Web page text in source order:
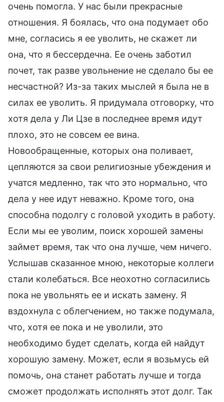
очень помогла. У нас были прекрасные
отношения. Я боялась, что она подумает обо
мне, согласись я ее уволить, не скажет ли
она, что я бессердечна. Ее очень заботил
почет, так разве увольнение не сделало бы ее
несчастной? Из-за таких мыслей я была не в
силах ее уволить. Я придумала отговорку, что
хотя дела у Ли Цзе в последнее время идут
плохо, это не совсем ее вина.
Новообращенные, которых она поливает,
цепляются за свои религиозные убеждения и
учатся медленно, так что это нормально, что
дела у нее идут неважно. Кроме того, она
способна подолгу с головой уходить в работу.
Если мы ее уволим, поиск хорошей замены
займет время, так что она лучше, чем ничего.
Услышав сказанное мною, некоторые коллеги
стали колебаться. Все неохотно согласились
пока не увольнять ее и искать замену. Я
вздохнула с облегчением, но также подумала,
что, хотя ее пока и не уволили, это
необходимо будет сделать, когда ей найдут
хорошую замену. Может, если я возьмусь ей
помочь, она станет работать лучше и тогда
сможет продолжать исполнять этот долг. Так